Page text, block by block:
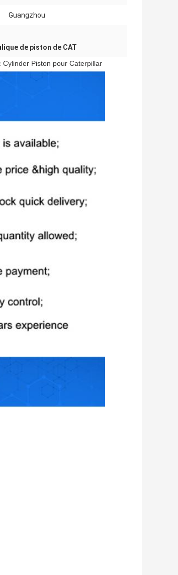
Guangzhou
de piston de CAT
Piston pour Caterpillar